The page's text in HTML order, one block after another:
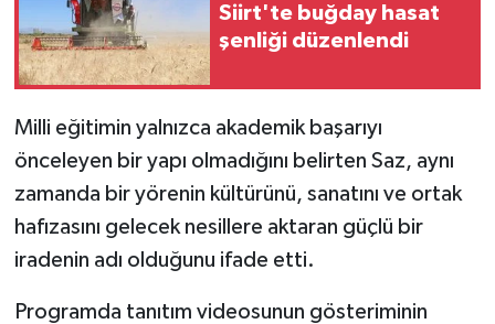
Siirt'te buğday hasat
şenliği düzenlendi
Milli eğitimin yalnızca akademik başarıyı
önceleyen bir yapı olmadığını belirten Saz, aynı
zamanda bir yörenin kültürünü, sanatını ve ortak
hafızasını gelecek nesillere aktaran güçlü bir
iradenin adı olduğunu ifade etti.
Programda tanıtım videosunun gösteriminin